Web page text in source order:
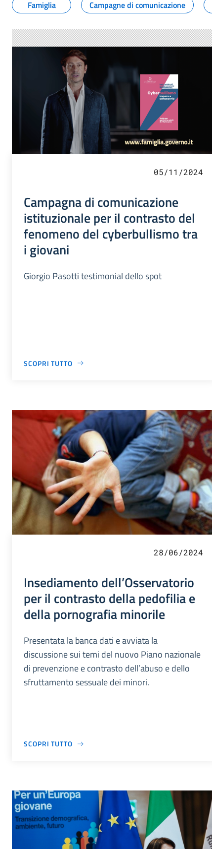
Famiglia
Campagne di comunicazione
05/11/2024
Campagna di comunicazione
istituzionale per il contrasto del
fenomeno del cyberbullismo tra
i giovani
Giorgio Pasotti testimonial dello spot
SCOPRI TUTTO
28/06/2024
Insediamento dell’Osservatorio
per il contrasto della pedofilia e
della pornografia minorile
Presentata la banca dati e avviata la
discussione sui temi del nuovo Piano nazionale
di prevenzione e contrasto dell’abuso e dello
sfruttamento sessuale dei minori.
SCOPRI TUTTO